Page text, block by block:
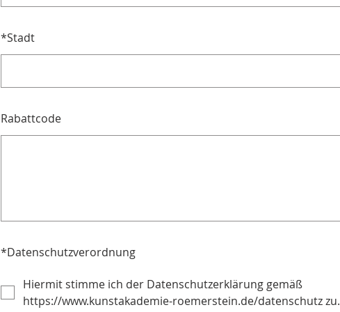
*Stadt
Rabattcode
*Datenschutzverordnung
Hiermit stimme ich der Datenschutzerklärung gemäß
https://www.kunstakademie-roemerstein.de/datenschutz zu.